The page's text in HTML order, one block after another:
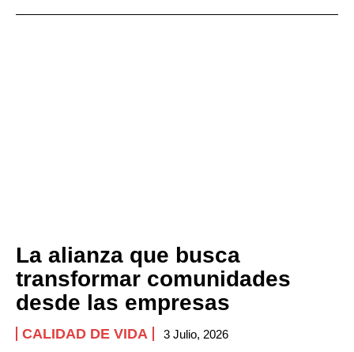
La alianza que busca
transformar comunidades
desde las empresas
CALIDAD DE VIDA 3 Julio, 2026